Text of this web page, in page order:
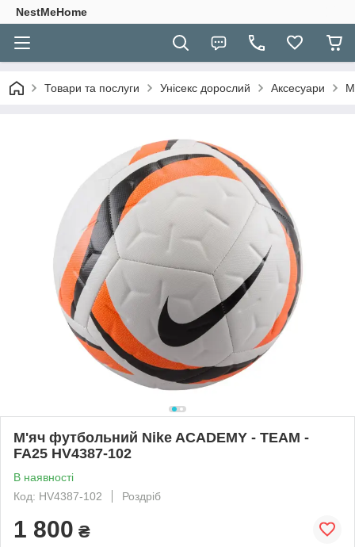
NestMeHome
Товари та послуги Унісекс дорослий Аксесуари
М'яч футбольний Nike ACADEMY - TEAM -
FA25 HV4387-102
В наявності
Код: HV4387-102
Роздріб
1 800 ₴